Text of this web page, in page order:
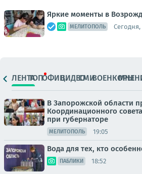
Яркие моменты в
МЕЛИТОПОЛЬ Сегодня,
ЛЕНТАТОПОФИЦ.ВИДЕОСМИВОЕНКОРЫ
В Запорожской области
Координационного
при губернаторе
МЕЛИТОПОЛЬ 19:05
Вода для тех, кто
ПАБЛИКИ 18:52